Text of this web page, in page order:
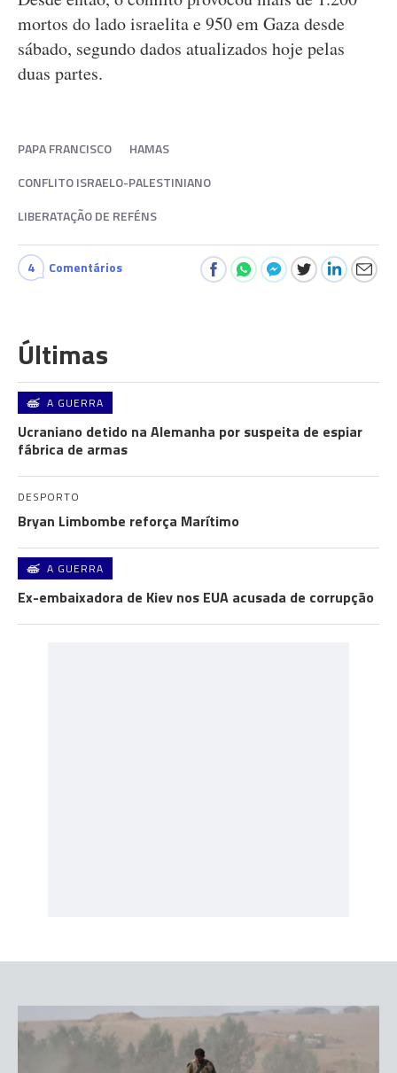
mortos do lado israelita e 950 em Gaza desde
sábado, segundo dados atualizados hoje pelas
duas partes.
PAPA FRANCISCO
HAMAS
CONFLITO ISRAELO-PALESTINIANO
LIBERATAÇÃO DE REFÉNS
4 Comentários
Últimas
A GUERRA
Ucraniano detido na Alemanha por suspeita de espiar
fábrica de armas
DESPORTO
Bryan Limbombe reforça Marítimo
A GUERRA
Ex-embaixadora de Kiev nos EUA acusada de corrupção